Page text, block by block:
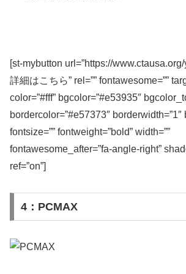
[st-mybutton url=”https://
詳細はこちら” rel=”” fontawesome=””
color=”#fff” bgcolor=”#e53935″
bordercolor=”#e57373″ borderwidth=”1″
fontsize=”” fontweight=”bold” width=””
fontawesome_after=”fa-angle-right”
ref=”on”]
4：PCMAX